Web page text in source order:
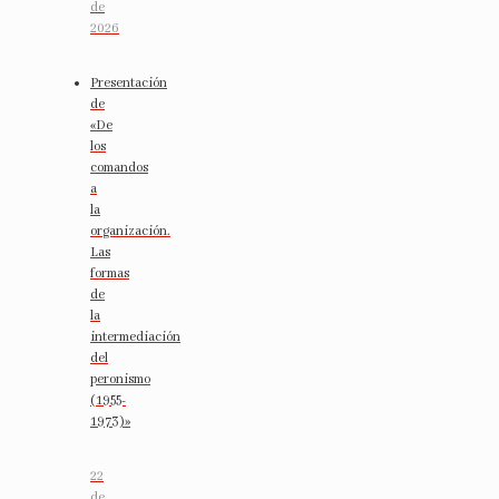
de
2026
Presentación
de
«De
los
comandos
a
la
organización.
Las
formas
de
la
intermediación
del
peronismo
(1955-
1973)»
22